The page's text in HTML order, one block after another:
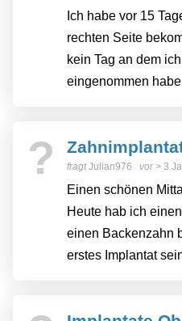
Ich habe vor 15
rechten Seite
kein Tag an dem
eingenommen
?
fragtJulian976 vor> 3
Einen schönen
Heute hab ich
einen Backenzahn
erstes Implantat